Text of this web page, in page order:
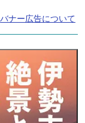
バナー広告について